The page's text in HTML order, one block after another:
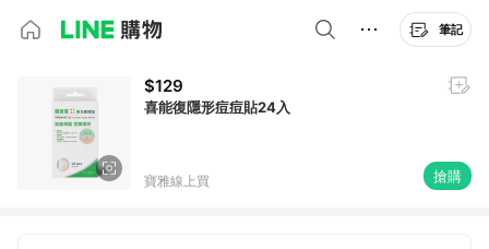
筆記
$129
喜能復隱形痘痘貼24入
寶雅線上買 搶購